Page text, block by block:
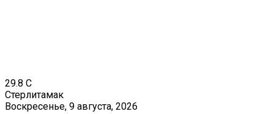
29.8 C
Стерлитамак
Воскресенье, 9 августа, 2026